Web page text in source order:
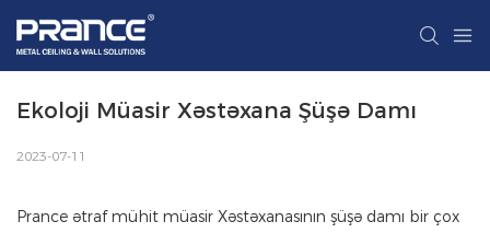
Ekoloji Müasir Xəstəxana Şüşə Damı
2023-07-11
Prance ətraf mühit müasir Xəstəxanasının şüşə damı bir çox